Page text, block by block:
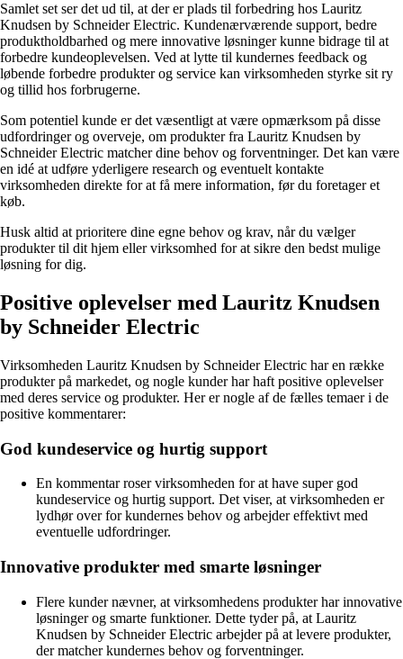
Samlet set ser det ud til, at der er plads til forbedring hos Lauritz
Knudsen by Schneider Electric. Kundenærværende support, bedre
produktholdbarhed og mere innovative løsninger kunne bidrage til at
forbedre kundeoplevelsen. Ved at lytte til kundernes feedback og
løbende forbedre produkter og service kan virksomheden styrke sit ry
og tillid hos forbrugerne.
Som potentiel kunde er det væsentligt at være opmærksom på disse
udfordringer og overveje, om produkter fra Lauritz Knudsen by
Schneider Electric matcher dine behov og forventninger. Det kan være
en idé at udføre yderligere research og eventuelt kontakte
virksomheden direkte for at få mere information, før du foretager et
køb.
Husk altid at prioritere dine egne behov og krav, når du vælger
produkter til dit hjem eller virksomhed for at sikre den bedst mulige
løsning for dig.
Positive oplevelser med Lauritz Knudsen
by Schneider Electric
Virksomheden Lauritz Knudsen by Schneider Electric har en række
produkter på markedet, og nogle kunder har haft positive oplevelser
med deres service og produkter. Her er nogle af de fælles temaer i de
positive kommentarer:
God kundeservice og hurtig support
En kommentar roser virksomheden for at have super god
kundeservice og hurtig support. Det viser, at virksomheden er
lydhør over for kundernes behov og arbejder effektivt med
eventuelle udfordringer.
Innovative produkter med smarte løsninger
Flere kunder nævner, at virksomhedens produkter har innovative
løsninger og smarte funktioner. Dette tyder på, at Lauritz
Knudsen by Schneider Electric arbejder på at levere produkter,
der matcher kundernes behov og forventninger.